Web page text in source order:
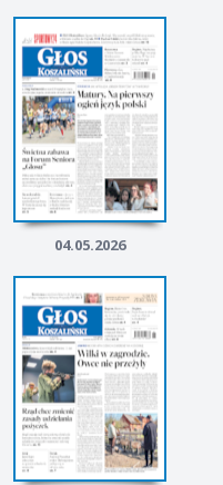
04.05.2026